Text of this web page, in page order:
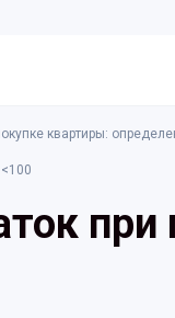
квартиры:
<100